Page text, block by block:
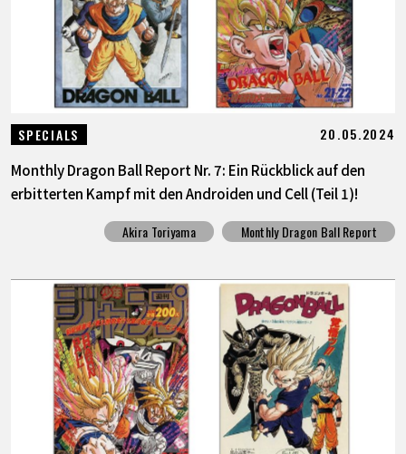
SPECIALS 20.05.2024
Monthly Dragon Ball Report Nr. 7: Ein Rückblick auf den
erbitterten Kampf mit den Androiden und Cell (Teil 1)!
Akira Toriyama Monthly Dragon Ball Report